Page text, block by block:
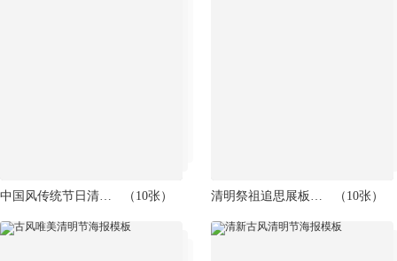
中国风传统节日清明节海报模板 （10张） 清明祭祖追思展板模板 （10张）